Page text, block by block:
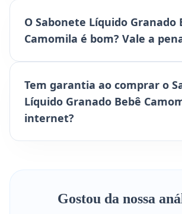
O Sabonete Líquido Granado
Camomila é bom? Vale a
Tem garantia ao comprar o
Líquido Granado Bebê
internet?
Gostou da nossa